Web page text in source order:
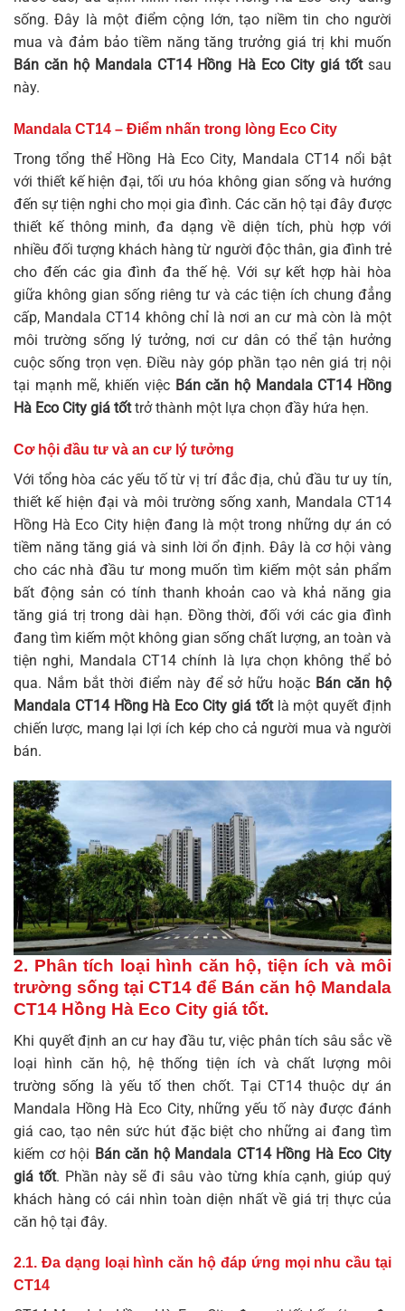
sống. Đây là một điểm cộng lớn, tạo niềm tin cho người
mua và đảm bảo tiềm năng tăng trưởng giá trị khi muốn
Bán căn hộ Mandala CT14 Hồng Hà Eco City giá tốtsau
này.
Mandala CT14 – Điểm nhấn trong lòng Eco City
Trong tổng thể Hồng Hà Eco City, Mandala CT14 nổi bật
với thiết kế hiện đại, tối ưu hóa không gian sống và hướng
đến sự tiện nghi cho mọi gia đình. Các căn hộ tại đây được
thiết kế thông minh, đa dạng về diện tích, phù hợp với
nhiều đối tượng khách hàng từ người độc thân, gia đình trẻ
cho đến các gia đình đa thế hệ. Với sự kết hợp hài hòa
giữa không gian sống riêng tư và các tiện ích chung đẳng
cấp, Mandala CT14 không chỉ là nơi an cư mà còn là một
môi trường sống lý tưởng, nơi cư dân có thể tận hưởng
cuộc sống trọn vẹn. Điều này góp phần tạo nên giá trị nội
tại mạnh mẽ, khiến việc Bán căn hộ Mandala CT14 Hồng
Hà Eco City giá tốttrở thành một lựa chọn đầy hứa hẹn.
Cơ hội đầu tư và an cư lý tưởng
Với tổng hòa các yếu tố từ vị trí đắc địa, chủ đầu tư uy tín,
thiết kế hiện đại và môi trường sống xanh, Mandala CT14
Hồng Hà Eco City hiện đang là một trong những dự án có
tiềm năng tăng giá và sinh lời ổn định. Đây là cơ hội vàng
cho các nhà đầu tư mong muốn tìm kiếm một sản phẩm
bất động sản có tính thanh khoản cao và khả năng gia
tăng giá trị trong dài hạn. Đồng thời, đối với các gia đình
đang tìm kiếm một không gian sống chất lượng, an toàn và
tiện nghi, Mandala CT14 chính là lựa chọn không thể bỏ
qua. Nắm bắt thời điểm này để sở hữu hoặc Bán căn hộ
Mandala CT14 Hồng Hà Eco City giá tốtlà một quyết định
chiến lược, mang lại lợi ích kép cho cả người mua và người
bán.
2. Phân tích loại hình căn hộ, tiện ích và môi
trường sống tại CT14 để Bán căn hộ Mandala
CT14 Hồng Hà Eco City giá tốt.
Khi quyết định an cư hay đầu tư, việc phân tích sâu sắc về
loại hình căn hộ, hệ thống tiện ích và chất lượng môi
trường sống là yếu tố then chốt. Tại CT14 thuộc dự án
Mandala Hồng Hà Eco City, những yếu tố này được đánh
giá cao, tạo nên sức hút đặc biệt cho những ai đang tìm
kiếm cơ hội Bán căn hộ Mandala CT14 Hồng Hà Eco City
giá tốt. Phần này sẽ đi sâu vào từng khía cạnh, giúp quý
khách hàng có cái nhìn toàn diện nhất về giá trị thực của
căn hộ tại đây.
2.1. Đa dạng loại hình căn hộ đáp ứng mọi nhu cầu tại
CT14